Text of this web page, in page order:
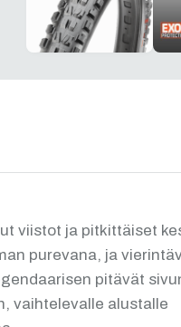
viistot ja pitkittäiset
purevana, ja
pitävät
vaihtelevalle alustalle